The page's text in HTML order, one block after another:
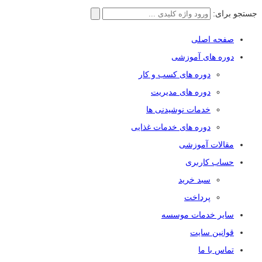
جستجو برای:
صفحه اصلی
دوره های آموزشی
دوره های کسب و کار
دوره های مدیریت
خدمات نوشیدنی ها
دوره های خدمات غذایی
مقالات آموزشی
حساب کاربری
سبد خرید
پرداخت
سایر خدمات موسسه
قوانین سایت
تماس با ما